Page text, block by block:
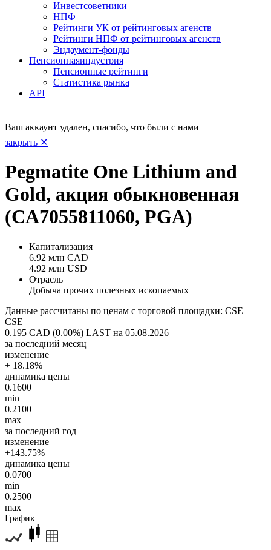
Инвестсоветники
НПФ
Рейтинги УК от рейтинговых агенств
Рейтинги НПФ от рейтинговых агенств
Эндаумент-фонды
Пенсионнаяиндустрия
Пенсионные рейтинги
Статистика рынка
API
Ваш аккаунт удален, спасибо, что были с нами
закрыть ✕
Pegmatite One Lithium and
Gold, акция обыкновенная
(CA7055811060, PGA)
Капитализация
6.92 млн CAD
4.92 млн USD
Отрасль
Добыча прочих полезных ископаемых
Данные рассчитаны по ценам с торговой площадки: CSE
CSE
0.195 CAD (0.00%) LAST на 05.08.2026
за последний месяц
изменение
+ 18.18%
динамика цены
0.1600
min
0.2100
max
за последний год
изменение
+143.75%
динамика цены
0.0700
min
0.2500
max
График